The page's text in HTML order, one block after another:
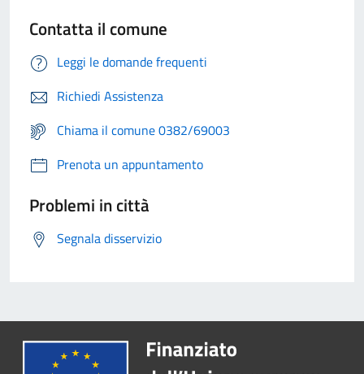
Contatta il comune
Leggi le domande frequenti
Richiedi Assistenza
Chiama il comune 0382/69003
Prenota un appuntamento
Problemi in città
Segnala disservizio